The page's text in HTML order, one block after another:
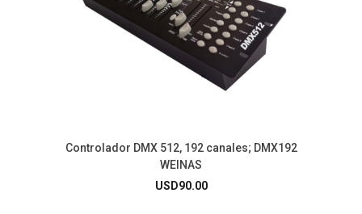
Controlador DMX 512, 192 canales; DMX192
WEINAS
USD90.00